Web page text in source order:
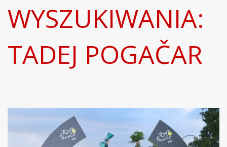
WYSZUKIWANIA:
TADEJ POGAČAR